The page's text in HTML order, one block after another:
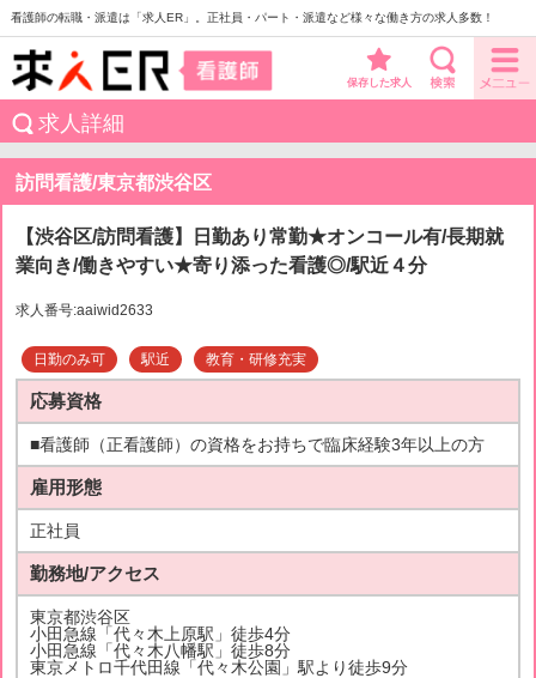
看護師の転職・派遣は「求人ER」。正社員・パート・派遣など様々な働き方の求人多数！
保存した求人
求人詳細
訪問看護/東京都渋谷区
【渋谷区/訪問看護】日勤あり常勤★オンコール有/長期就
業向き/働きやすい★寄り添った看護◎/駅近４分
求人番号:aaiwid2633
日勤のみ可 駅近 教育・研修充実
応募資格
■看護師（正看護師）の資格をお持ちで臨床経験3年以上の方
雇用形態
正社員
勤務地/アクセス
東京都渋谷区
小田急線「代々木上原駅」徒歩4分
小田急線「代々木八幡駅」徒歩8分
東京メトロ千代田線「代々木公園」駅より徒歩9分